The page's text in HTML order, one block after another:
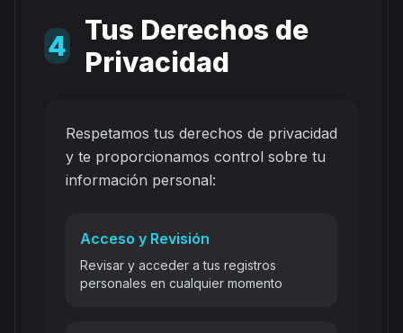
4
Tus Derechos de
Privacidad
Respetamos tus derechos de privacidad
y te proporcionamos control sobre tu
información personal:
Acceso y Revisión
Revisar y acceder a tus registros
personales en cualquier momento